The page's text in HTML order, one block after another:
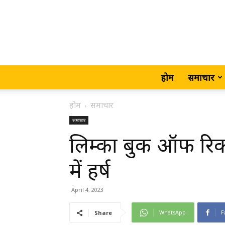
होम समाचार
होम समाचार
समाचार
लिम्का बुक ऑफ
में हर्ष
April 4, 2023
Share WhatsApp